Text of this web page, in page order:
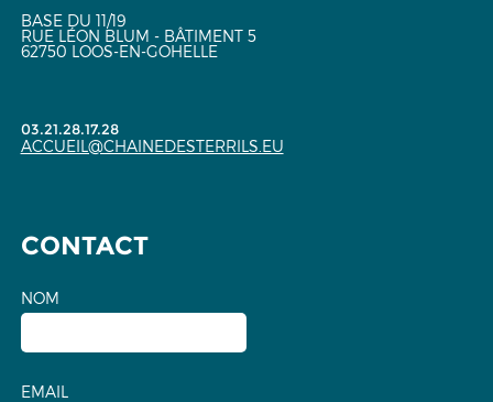
BASE DU 11/19
RUE LÉON BLUM - BÂTIMENT 5
62750 LOOS-EN-GOHELLE
03.21.28.17.28
ACCUEIL@CHAINEDESTERRILS.EU
CONTACT
NOM
EMAIL